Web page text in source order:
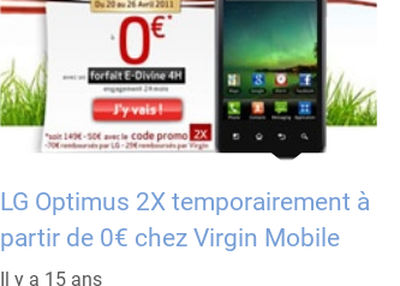
LG Optimus 2X temporairement à
partir de 0€ chez Virgin Mobile
Il y a 15 ans